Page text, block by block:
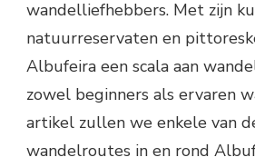
wandelliefhebbers. Met zijn
natuurreservaten en
Albufeira een scala aan
zowel beginners als ervaren
artikel zullen we enkele van
wandelroutes in en rond